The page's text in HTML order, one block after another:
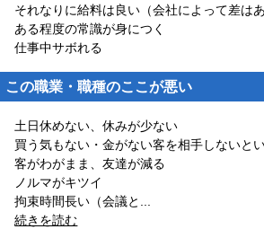
それなりに給料は良い（会社によって差はあ
ある程度の常識が身につく
仕事中サボれる
この職業・職種のここが悪い
土日休めない、休みが少ない
買う気もない・金がない客を相手しないと
客がわがまま、友達が減る
ノルマがキツイ
拘束時間長い（会議と
続きを読む